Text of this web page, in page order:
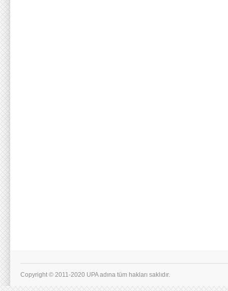
Copyright © 2011-2020 UPA adına tüm hakları saklıdır.